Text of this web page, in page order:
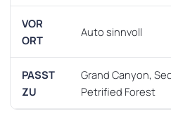
VOR
ORT
Auto sinnvoll
PASST
ZU
Grand Canyon,
Petrified Forest